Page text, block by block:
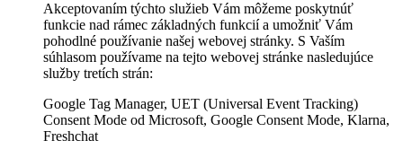
Akceptovaním týchto služieb Vám môžeme poskytnúť
funkcie nad rámec základných funkcií a umožniť Vám
pohodlné používanie našej webovej stránky. S Vaším
súhlasom používame na tejto webovej stránke nasledujúce
služby tretích strán:
Google Tag Manager, UET (Universal Event Tracking)
Consent Mode od Microsoft, Google Consent Mode, Klarna,
Freshchat